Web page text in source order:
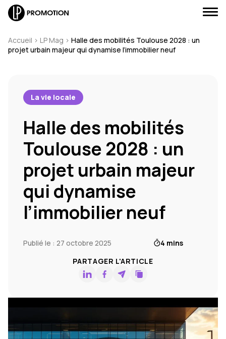
Accueil > LP Mag > Halle des mobilités Toulouse 2028 : un
projet urbain majeur qui dynamise l’immobilier neuf
La vie locale
Halle des mobilités
Toulouse 2028 : un
projet urbain majeur
qui dynamise
l’immobilier neuf
Publié le : 27 octobre 2025
4 mins
PARTAGER L'ARTICLE
J'appelle un conseiller
Je suis rappelé(e)